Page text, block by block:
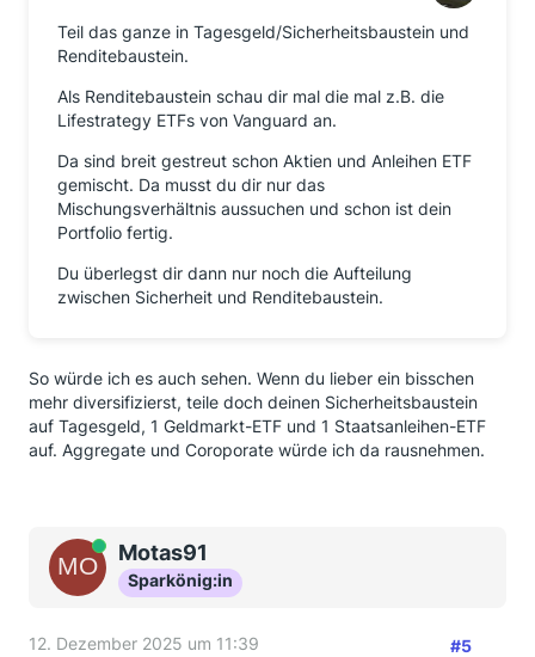
Teil das ganze in Tagesgeld/Sicherheitsbaustein und
Renditebaustein.
Als Renditebaustein schau dir mal die mal z.B. die
Lifestrategy ETFs von Vanguard an.
Da sind breit gestreut schon Aktien und Anleihen ETF
gemischt. Da musst du dir nur das
Mischungsverhältnis aussuchen und schon ist dein
Portfolio fertig.
Du überlegst dir dann nur noch die Aufteilung
zwischen Sicherheit und Renditebaustein.
So würde ich es auch sehen. Wenn du lieber ein bisschen
mehr diversifizierst, teile doch deinen Sicherheitsbaustein
auf Tagesgeld, 1 Geldmarkt-ETF und 1 Staatsanleihen-ETF
auf. Aggregate und Coroporate würde ich da rausnehmen.
OnlineMotas91
Sparkönig:in
12. Dezember 2025 um 11:39 #5